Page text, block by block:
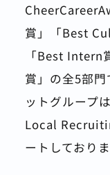
賞」「Best
「Best
賞」の全5部
ットグループ
Local
ートしておりま